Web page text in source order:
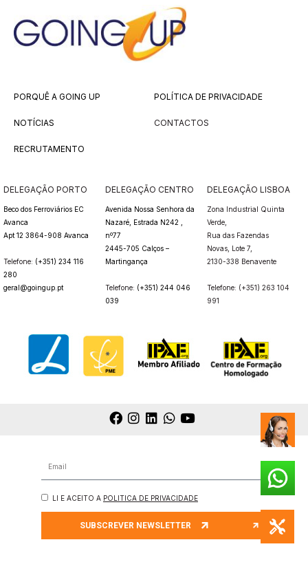
PORQUÊ A GOING UP
NOTÍCIAS
RECRUTAMENTO
POLÍTICA DE PRIVACIDADE
CONTACTOS
DELEGAÇÃO PORTO
Beco dos Ferroviários EC
Avanca
Apt 12 3864-908 Avanca
Telefone: (+351) 234 116
280
geral@goingup.pt
DELEGAÇÃO CENTRO
Avenida Nossa Senhora da
Nazaré, Estrada N242 ,
nº77
2445-705 Calços –
Martingança
Telefone: (+351) 244 046
039
DELEGAÇÃO LISBOA
Zona Industrial Quinta
Verde,
Rua das Fazendas
Novas, Lote 7,
2130-338 Benavente
Telefone: (+351) 263 104
991
LI E ACEITO A POLITICA DE PRIVACIDADE
SUBSCREVER NEWSLETTER